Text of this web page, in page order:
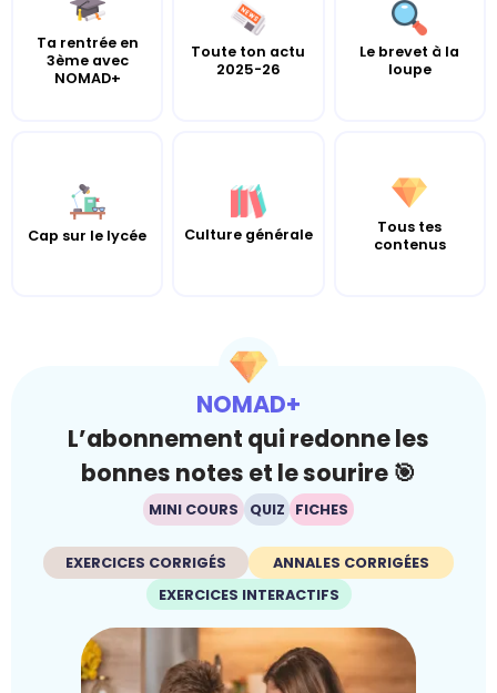
Ta rentrée en
3ème avec
NOMAD+
Toute ton actu
2025-26
Le brevet à la
loupe
Cap sur le lycée Culture générale
Tous tes
contenus
NOMAD+
L’abonnement qui redonne les
bonnes notes et le sourire 🎯
MINI COURS QUIZ FICHES
EXERCICES CORRIGÉS
ANNALES CORRIGÉES
EXERCICES INTERACTIFS